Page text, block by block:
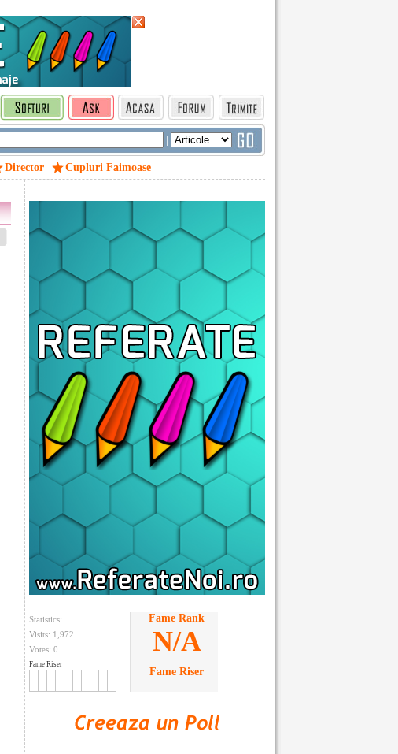
|
Director Cupluri Faimoase
Statistics:
Visits: 1,972
Votes: 0
Fame Riser
Fame Rank
N/A
Fame Riser